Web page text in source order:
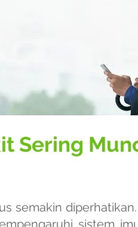
Sering
semakin
sistem